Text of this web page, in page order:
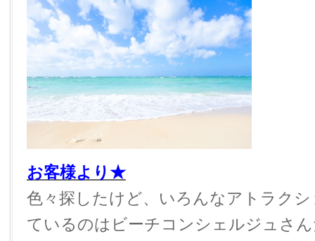
お客様より★
色々探したけど、いろんなアトラク
ているのはビーチコンシェルジュさ